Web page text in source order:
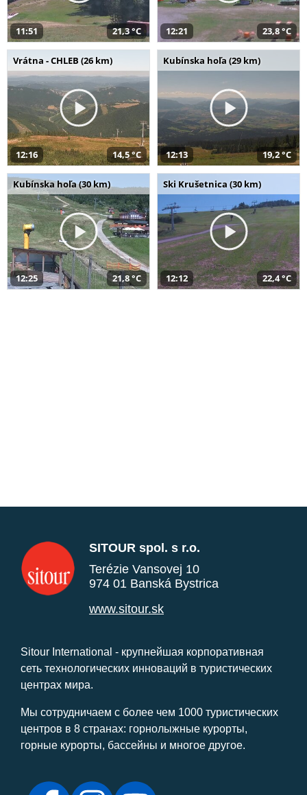
11:51 21,3 °C 12:21 23,8 °C
Vrátna - CHLEB (26 km)
12:16 14,5 °C
Kubínska hoľa (29 km)
12:13 19,2 °C
Kubínska hoľa (30 km)
12:25 21,8 °C
Ski Krušetnica (30 km)
12:12 22,4 °C
SITOUR spol. s r.o.
Terézie Vansovej 10
974 01 Banská Bystrica
www.sitour.sk
Sitour International - крупнейшая корпоративная
сеть технологических инноваций в туристических
центрах мира.
Мы сотрудничаем с более чем 1000 туристических
центров в 8 странах: горнолыжные курорты,
горные курорты, бассейны и многое другое.